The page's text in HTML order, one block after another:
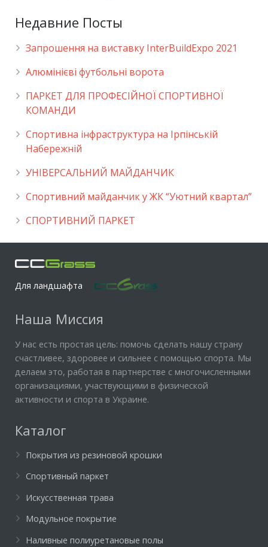
Недавние Посты
Запрошення на виставку InterBuildExpo 2021
Алюмінієві футбольні ворота
ПАРКЕТ ДЛЯ ПРОФЕСІЙНОЇ СПОРТИВНОЇ
КОМАНДИ
Спортивна інфраструктура на Ірпінській
Набережній
УНІВЕРСАЛЬНИЙ МАЙДАНЧИК
Cпортивний майданчик у ЖК “Уютний квартал”
СПОРТИВНИЙ ПАРКЕТ
Для ландшафта
Наша Миссия
У нас есть простая цель: помочь сделать нашу страну
счастливее, здоровее и сильнее с помощью спорта. Мы
делаем это, работая в партнерстве с многочисленными
организациями, участвующими в физической
активности и спорта в Украине.
Каталог
Покрытия из резиновой крошки
Спортивный паркет
Искусственная трава
Модульное покрытие
Наливные полиуретановые полы